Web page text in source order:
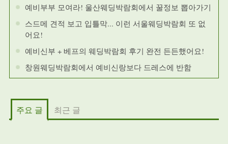
예비부부 모여라! 울산웨딩박람회에서 꿀정보 뽑아가기
스드메 견적 보고 입틀막... 이런 서울웨딩박람회 또 없
어요!
예비신부 + 베프의 웨딩박람회 후기 완전 든든했어요!
창원웨딩박람회에서 예비신랑보다 드레스에 반함
주요 글 최근 글